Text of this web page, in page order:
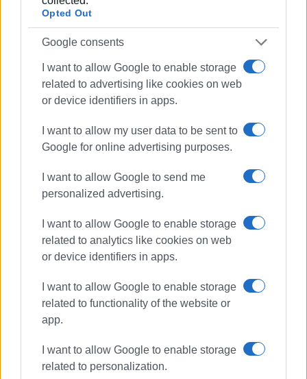
Opted Out
Google consents
I want to allow Google to enable storage
related to advertising like cookies on web
or device identifiers in apps.
I want to allow my user data to be sent to
Google for online advertising purposes.
I want to allow Google to send me
personalized advertising.
I want to allow Google to enable storage
related to analytics like cookies on web
or device identifiers in apps.
I want to allow Google to enable storage
related to functionality of the website or
app.
I want to allow Google to enable storage
related to personalization.
Αλέξανδρος – Χρήστος Αυλωνίτης
Εμφανίσεις: 95
Ακολουθήστε το enimerosi στοFacebook
Συνδρομητές στο e-paper